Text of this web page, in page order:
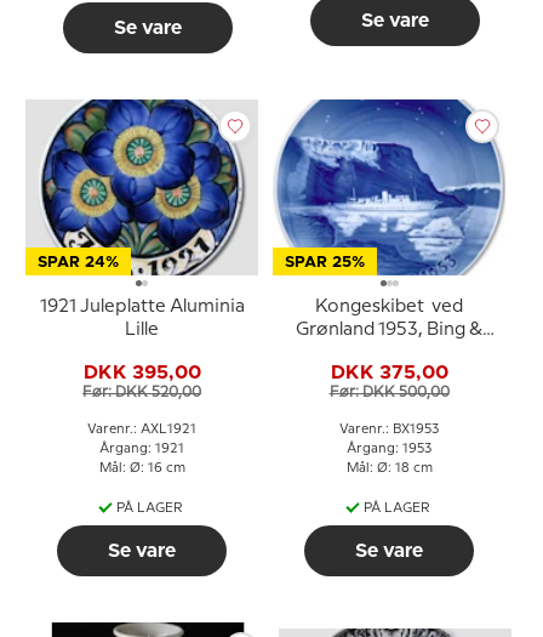
Se vare Se vare
SPAR 24%
1921 Juleplatte Aluminia
Lille
DKK 395,00
Før: DKK 520,00
Varenr.: AXL1921
Årgang: 1921
Mål: Ø: 16 cm
PÅ LAGER
Se vare
SPAR 25%
Kongeskibet ved
Grønland 1953, Bing &
DKK 375,00
Før: DKK 500,00
Varenr.: BX1953
Årgang: 1953
Mål: Ø: 18 cm
PÅ LAGER
Se vare